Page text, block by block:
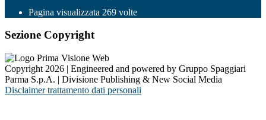
Pagina visualizzata 269 volte
Sezione Copyright
Copyright 2026 | Engineered and powered by Gruppo Spaggiari
Parma S.p.A. | Divisione Publishing & New Social Media
Disclaimer trattamento dati personali